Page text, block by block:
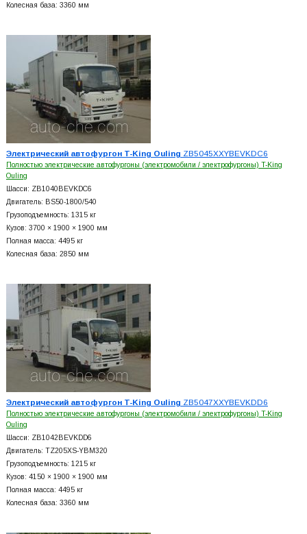
Колесная база: 3360 мм
Электрический автофургон T-King Ouling ZB5045XXYBEVKDC6
Полностью электрические автофургоны (электромобили / электрофургоны) T-King
Ouling
Шасси: ZB1040BEVKDC6
Двигатель: BS50-1800/540
Грузоподъемность: 1315 кг
Кузов: 3700 × 1900 × 1900 мм
Полная масса: 4495 кг
Колесная база: 2850 мм
Электрический автофургон T-King Ouling ZB5047XXYBEVKDD6
Полностью электрические автофургоны (электромобили / электрофургоны) T-King
Ouling
Шасси: ZB1042BEVKDD6
Двигатель: TZ205XS-YBM320
Грузоподъемность: 1215 кг
Кузов: 4150 × 1900 × 1900 мм
Полная масса: 4495 кг
Колесная база: 3360 мм